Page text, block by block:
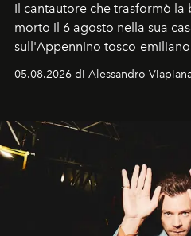
Il cantautore che trasformò la
morto il 6 agosto nella sua
sull'Appennino tosco-
05.08.2026 di Alessandro